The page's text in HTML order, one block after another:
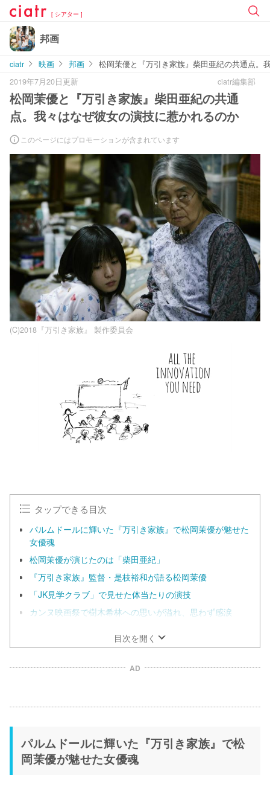
[ シアター ]
邦画
ciatr 映画 邦画
松岡茉優と『万引き家族』柴田亜紀の共通点。
2019年7月20日更新
ciatr編集部
松岡茉優と『万引き家族』柴田亜紀の共通
点。我々はなぜ彼女の演技に惹かれるのか
このページにはプロモーションが含まれています
​(C)2018『万引き家族』 製作委員会
タップできる目次
パルムドールに輝いた『万引き家族』で松岡茉優が魅せた
女優魂
松岡茉優が演じたのは「柴田亜紀」
『万引き家族』監督・是枝裕和が語る松岡茉優
「JK見学クラブ」で見せた体当たりの演技
カンヌ映画祭で樹木希林への思いが溢れ、思わず感涙
目次を開く
AD
パルムドールに輝いた『万引き家族』で松
岡茉優が魅せた女優魂